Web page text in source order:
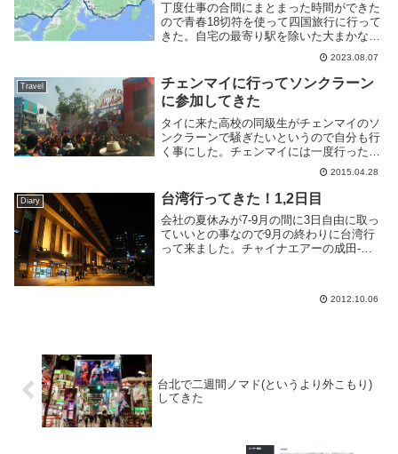
丁度仕事の合間にまとまった時間ができた
ので青春18切符を使って四国旅行に行って
きた。自宅の最寄り駅を除いた大まかなル
ートは以下の通り。乗り換え全部書くと大
変なので駅舎を出たところだけ記載する。
東京→熱海→大垣→岡山岡山→高松→阿波
池田→高知...
2023.08.07
Travel
チェンマイに行ってソンクラーン
に参加してきた
タイに来た高校の同級生がチェンマイのソ
ンクラーンで騒ぎたいというので自分も行
く事にした。チェンマイには一度行ったこ
とはあったがソンクラーンは初めてだ。ソ
ンクラーンとはタイでいう正月にやる祭
り。通称水かけ祭り。大勢の人々が水鉄砲
やホースやバケ...
2015.04.28
Diary 台湾行ってきた！1,2日目
会社の夏休みが7-9月の間に3日自由に取っ
ていいとの事なので9月の終わりに台湾行
って来ました。チャイナエアーの成田-桃
2012.10.06
台北で二週間ノマド(というより外こもり)
してきた